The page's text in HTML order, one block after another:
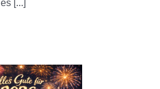
[...]